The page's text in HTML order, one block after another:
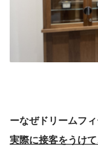
ーなぜドリームフ
実際に接客をうけ